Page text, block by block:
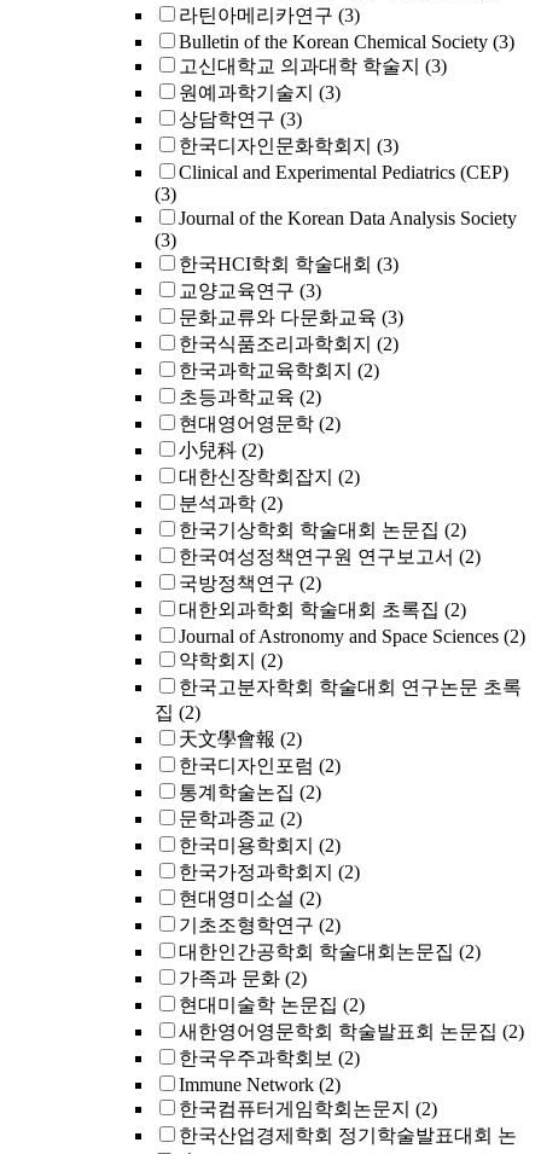
라틴아메리카연구 (3)
Bulletin of the Korean Chemical Society (3)
고신대학교 의과대학 학술지 (3)
원예과학기술지 (3)
상담학연구 (3)
한국디자인문화학회지 (3)
Clinical and Experimental Pediatrics (CEP)
(3)
Journal of the Korean Data Analysis Society
(3)
한국HCI학회 학술대회 (3)
교양교육연구 (3)
문화교류와 다문화교육 (3)
한국식품조리과학회지 (2)
한국과학교육학회지 (2)
초등과학교육 (2)
현대영어영문학 (2)
小兒科 (2)
대한신장학회잡지 (2)
분석과학 (2)
한국기상학회 학술대회 논문집 (2)
한국여성정책연구원 연구보고서 (2)
국방정책연구 (2)
대한외과학회 학술대회 초록집 (2)
Journal of Astronomy and Space Sciences (2)
약학회지 (2)
한국고분자학회 학술대회 연구논문 초록
집 (2)
天文學會報 (2)
한국디자인포럼 (2)
통계학술논집 (2)
문학과종교 (2)
한국미용학회지 (2)
한국가정과학회지 (2)
현대영미소설 (2)
기초조형학연구 (2)
대한인간공학회 학술대회논문집 (2)
가족과 문화 (2)
현대미술학 논문집 (2)
새한영어영문학회 학술발표회 논문집 (2)
한국우주과학회보 (2)
Immune Network (2)
한국컴퓨터게임학회논문지 (2)
한국산업경제학회 정기학술발표대회 논